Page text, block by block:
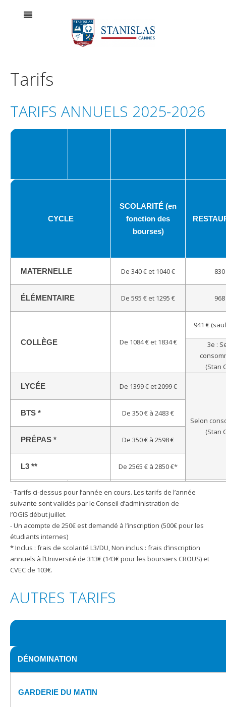
Tarifs
TARIFS ANNUELS 2025-2026
CYCLE
SCOLARITÉ (en
fonction des
bourses)
MATERNELLE De 340 € et 1040 €
ÉLÉMENTAIRE De 595 € et 1295 €
COLLÈGE De 1084 € et 1834 €
941 €
3e :
(Stan
LYCÉE De 1399 € et 2099 €
Selon
(Stan
BTS * De 350 € à 2483 €
PRÉPAS * De 350 € à 2598 €
L3 ** De 2565 € à 2850 €*
- Tarifs ci-dessus pour l’année en cours. Les tarifs de l’année
suivante sont validés par le Conseil d’administration de
l’OGIS début juillet.
- Un acompte de 250€ est demandé à l’inscription (500€ pour les
étudiants internes)
*Inclus : frais de scolarité L3/DU, Non inclus : frais d’inscription
annuels à l’Université de 313€ (143€ pour les boursiers CROUS) et
CVEC de 103€.
AUTRES TARIFS
DÉNOMINATION
GARDERIE DU MATIN